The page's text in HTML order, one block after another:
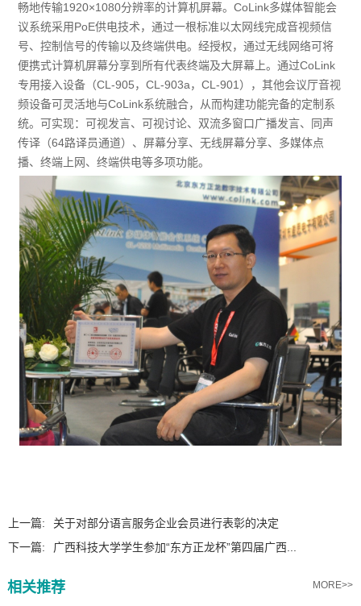
畅地传输1920×1080分辨率的计算机屏幕。CoLink多媒体智能会
议系统采用PoE供电技术，通过一根标准以太网线完成音视频信
号、控制信号的传输以及终端供电。经授权，通过无线网络可将
便携式计算机屏幕分享到所有代表终端及大屏幕上。通过CoLink
专用接入设备（CL-905，CL-903a，CL-901），其他会议厅音视
频设备可灵活地与CoLink系统融合，从而构建功能完备的定制系
统。可实现：可视发言、可视讨论、双流多窗口广播发言、同声
传译（64路译员通道）、屏幕分享、无线屏幕分享、多媒体点
播、终端上网、终端供电等多项功能。
上一篇:
关于对部分语言服务企业会员进行表彰的决定
下一篇:
广西科技大学学生参加“东方正龙杯”第四届广西...
相关推荐 MORE>>